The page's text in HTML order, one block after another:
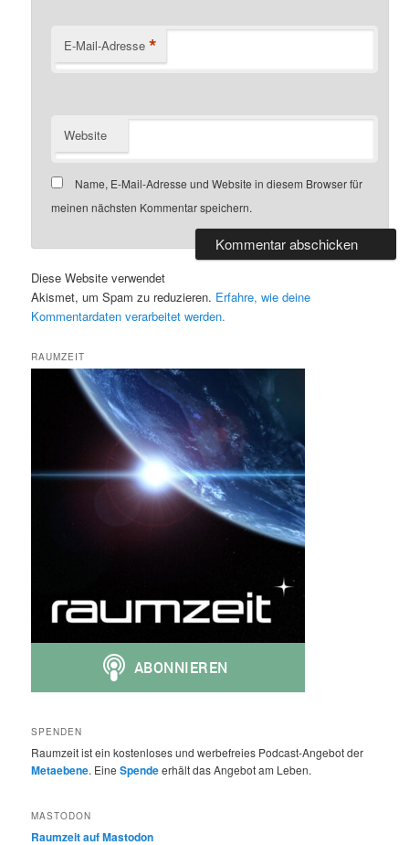
E-Mail-Adresse *
Website
Name, E-Mail-Adresse und Website in diesem Browser für
meinen nächsten Kommentar speichern.
Diese Website verwendet
Akismet, um Spam zu reduzieren. Erfahre, wie deine
Kommentardaten verarbeitet werden.
RAUMZEIT
SPENDEN
Raumzeit ist ein kostenloses und werbefreies Podcast-Angebot der
Metaebene. EineSpendeerhält das Angebot am Leben.
MASTODON
Raumzeit auf Mastodon